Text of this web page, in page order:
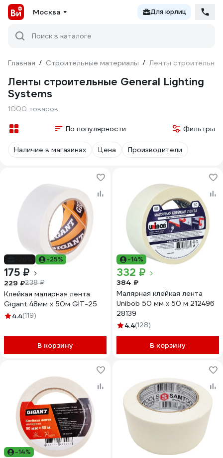
Москва Для юрлиц
Поиск в каталоге
Главная / Строительные материалы / Ленты
Ленты строительные General Lighting
Systems
1000 товаров
По популярности Фильтры
Наличие в магазинах Цена Производители
-25%
175 ₽
229 ₽238 ₽
Клейкая малярная лента
Gigant 48мм x 50м GIT-25
4.4(119)
В корзину
-14%
332 ₽
384 ₽
Малярная клейкая лента
Unibob 50 мм х 50 м 212496
28139
4.4(128)
В корзину
-14%